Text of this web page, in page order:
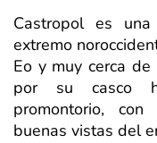
Castropol es
extremo
Eo y muy cerca
por su casco
promontorio,
buenas vistas del